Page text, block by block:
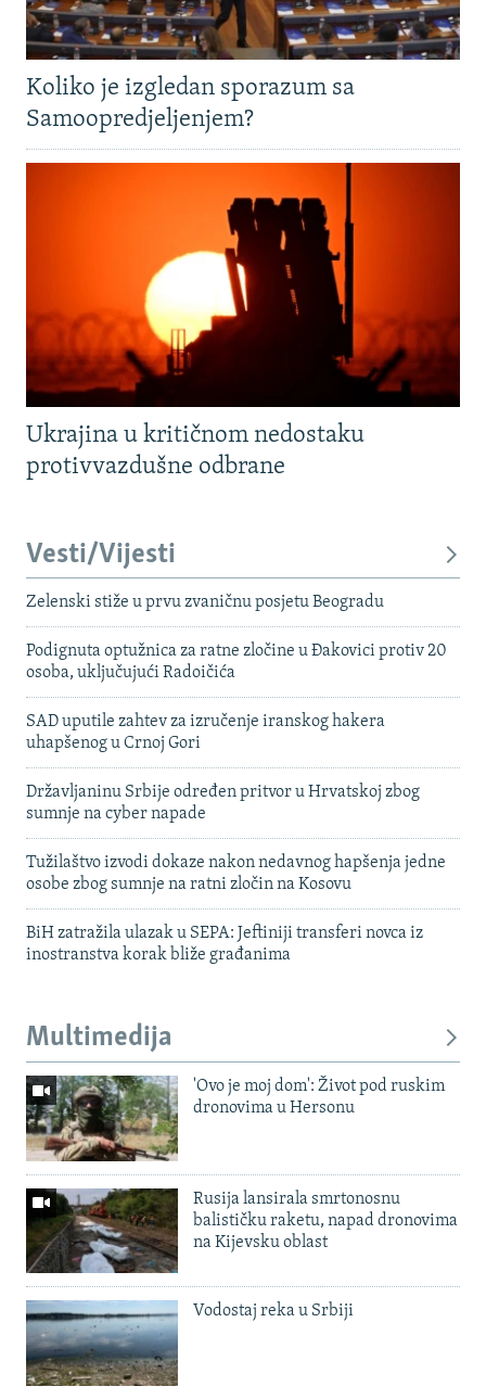
Koliko je izgledan sporazum sa
Samoopredjeljenjem?
Ukrajina u kritičnom nedostaku
protivvazdušne odbrane
Vesti/Vijesti
Zelenski stiže u prvu zvaničnu posjetu Beogradu
Podignuta optužnica za ratne zločine u Đakovici protiv 20
osoba, uključujući Radoičića
SAD uputile zahtev za izručenje iranskog hakera
uhapšenog u Crnoj Gori
Državljaninu Srbije određen pritvor u Hrvatskoj zbog
sumnje na cyber napade
Tužilaštvo izvodi dokaze nakon nedavnog hapšenja jedne
osobe zbog sumnje na ratni zločin na Kosovu
BiH zatražila ulazak u SEPA: Jeftiniji transferi novca iz
inostranstva korak bliže građanima
Multimedija
'Ovo je moj dom': Život pod ruskim
dronovima u Hersonu
Rusija lansirala smrtonosnu
balističku raketu, napad dronovima
na Kijevsku oblast
Vodostaj reka u Srbiji